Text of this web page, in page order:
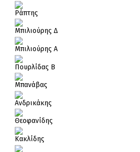
Ράπτης
Μπιλιούρης Δ
Μπιλιούρης Α
Πουρλίδας Β
Μπανάβας
Ανδρικάκης
Θεοφανίδης
Κακλίδης